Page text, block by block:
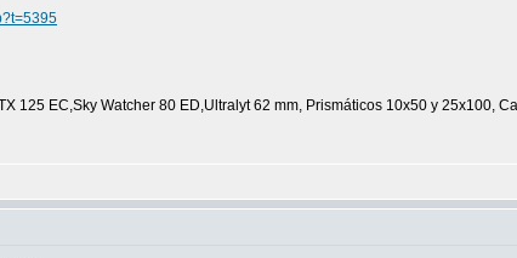
125 EC,Sky Watcher 80 ED,Ultralyt 62 mm, Prismáticos 10x50 y 25x100,